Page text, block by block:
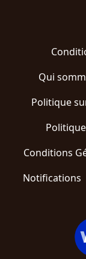
Qui
Politique
Conditions
Notifications